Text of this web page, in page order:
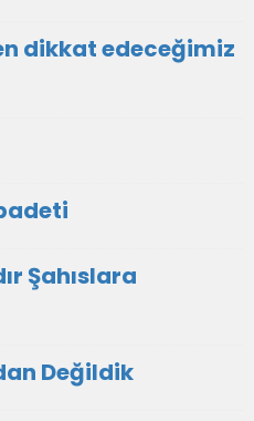
dikkat edeceğimiz
Şahıslara
Değildik